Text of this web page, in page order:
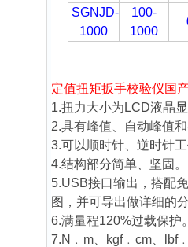
SGNJD-
1000
100-
1000
定值扭矩扳手校验仪国
1.扭力大小为LCD液晶
2.具有峰值、自动峰值
3.可以顺时针、逆时针
4.结构部分简单、坚固。
5.USB接口输出，搭配
图，并可导出做详细的
6.满量程120%过载保护
7.N﹒m、kgf﹒cm、